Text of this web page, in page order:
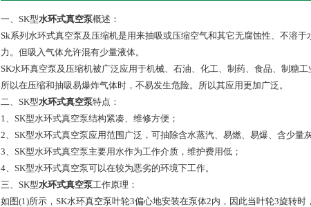
一、SK型水环式真空泵概述：
Sk系列水环式真空泵及压缩机是用来抽吸或压缩空气和其它无腐蚀性、不溶
力。但吸入气体允许混有少量液体。
SK水环真空泵及压缩机被广泛应用于机械、石油、化工、制药、食品、制糖
所以在压缩和抽吸易爆炸气体时，不易发生危险。所以其应用更加广泛。
二、SK型水环式真空泵特点：
1、SK型水环式真空泵结构紧凑、维修方便；
2、SK型水环式真空泵应用范围广泛，可抽除含水蒸汽、易燃、易爆、含少量
3、SK型水环式真空泵主要用水作为工作介质，维护费用低；
4、SK型水环式真空泵可以在较为恶劣的环境下工作。
三、SK型水环式真空泵工作原理：
如图(1)所示，SK水环真空泵叶轮3偏心地安装在泵体2内，因此当叶轮3旋转